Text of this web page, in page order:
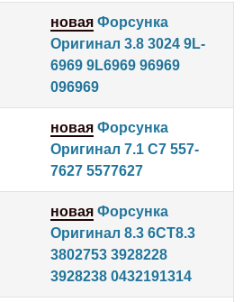
новая Форсунка
Оригинал 3.8 3024 9L-
6969 9L6969 96969
096969
новая Форсунка
Оригинал 7.1 C7 557-
7627 5577627
новая Форсунка
Оригинал 8.3 6CT8.3
3802753 3928228
3928238 0432191314